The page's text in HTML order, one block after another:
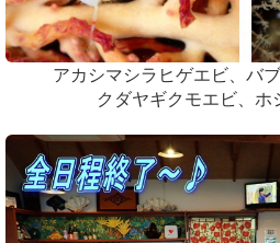
アカシマシラヒゲエビ、バ
クダヤギクモエビ、